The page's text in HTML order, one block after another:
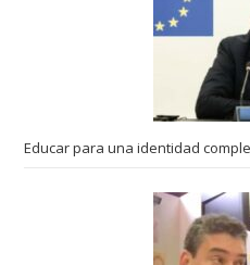
Educar para una identidad